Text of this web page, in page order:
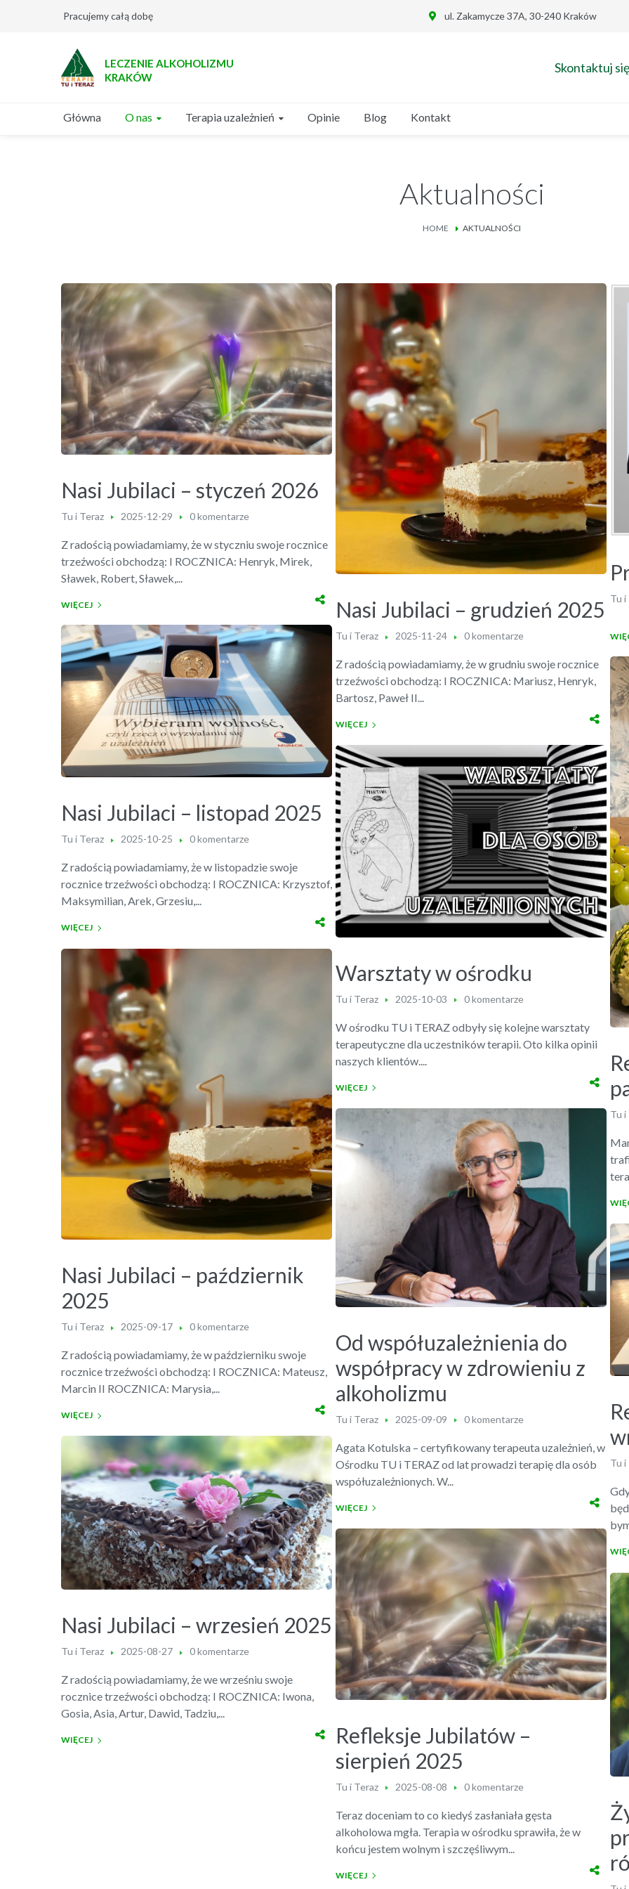
Pracujemy całą dobę ul. Zakamycze 37A, 30-240 Kraków
LECZENIE ALKOHOLIZMU
KRAKÓW
Skontaktuj
Główna O nas Terapia uzależnień Opinie Blog Kontakt
Aktualności
HOME AKTUALNOŚCI
Nasi Jubilaci – styczeń 2026
Tu i Teraz 2025-12-29 0 komentarze
Z radością powiadamiamy, że w styczniu swoje rocznice
trzeźwości obchodzą: I ROCZNICA: Henryk, Mirek,
Sławek, Robert, Sławek,...
WIĘCEJ Nasi Jubilaci – grudzień 2025
Tu i Teraz 2025-11-24 0 komentarze
Z radością powiadamiamy, że w grudniu swoje rocznice
trzeźwości obchodzą: I ROCZNICA: Mariusz, Henryk,
Bartosz, Paweł II...
WIĘCEJ
Tu i
Nasi Jubilaci – listopad 2025
Tu i Teraz 2025-10-25 0 komentarze
Z radością powiadamiamy, że w listopadzie swoje
rocznice trzeźwości obchodzą: I ROCZNICA: Krzysztof,
Maksymilian, Arek, Grzesiu,...
WIĘCEJ
Tu i
Warsztaty w ośrodku
Tu i Teraz 2025-10-03 0 komentarze
W ośrodku TU i TERAZ odbyły się kolejne warsztaty
terapeutyczne dla uczestników terapii. Oto kilka opinii
naszych klientów....
WIĘCEJ
Nasi Jubilaci – październik
2025
Tu i Teraz 2025-09-17 0 komentarze
Z radością powiadamiamy, że w październiku swoje
rocznice trzeźwości obchodzą: I ROCZNICA: Mateusz,
Marcin II ROCZNICA: Marysia,...
WIĘCEJ
Od współuzależnienia do
współpracy w zdrowieniu z
alkoholizmu
Tu i Teraz 2025-09-09 0 komentarze
Agata Kotulska – certyfikowany terapeuta uzależnień, w
Ośrodku TU i TERAZ od lat prowadzi terapię dla osób
współuzależnionych. W...
WIĘCEJ
Tu i
Nasi Jubilaci – wrzesień 2025
Tu i Teraz 2025-08-27 0 komentarze
Z radością powiadamiamy, że we wrześniu swoje
rocznice trzeźwości obchodzą: I ROCZNICA: Iwona,
Gosia, Asia, Artur, Dawid, Tadziu,...
WIĘCEJ
Refleksje Jubilatów –
sierpień 2025
Tu i Teraz 2025-08-08 0 komentarze
Teraz doceniam to co kiedyś zasłaniała gęsta
alkoholowa mgła. Terapia w ośrodku sprawiła, że w
końcu jestem wolnym i szczęśliwym...
WIĘCEJ